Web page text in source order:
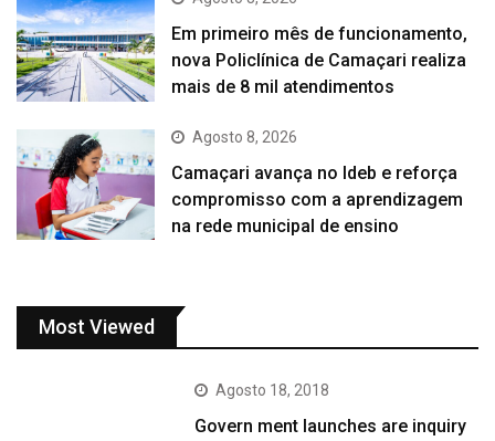
Em primeiro mês de funcionamento,
nova Policlínica de Camaçari realiza
mais de 8 mil atendimentos
Agosto 8, 2026
Camaçari avança no Ideb e reforça
compromisso com a aprendizagem
na rede municipal de ensino
Most Viewed
Agosto 18, 2018
Govern ment launches are inquiry